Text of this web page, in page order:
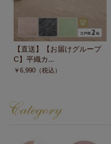
【直送】【お届けグループ
C】平織カ...
￥6,990 （税込）